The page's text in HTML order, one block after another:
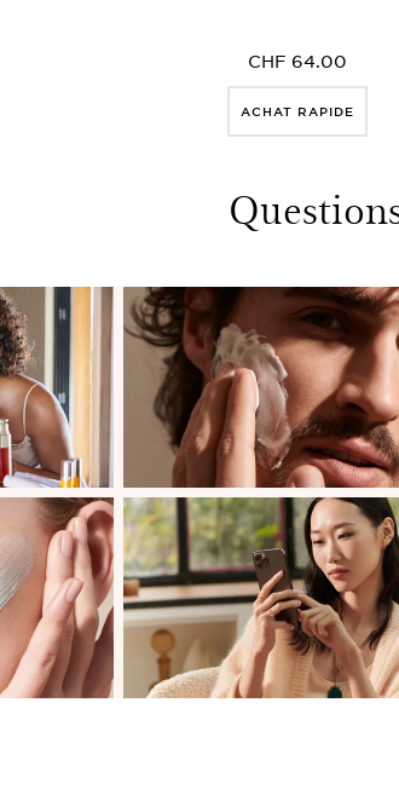
CHF 64.00
ACHAT RAPIDE